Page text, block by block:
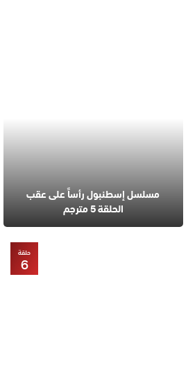
مسلسل إسطنبول رأساً على عقب
الحلقة 5 مترجم
حلقة
6